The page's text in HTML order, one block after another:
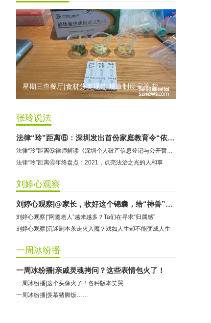
无上悦动健身：商家停业未退费
哈尔特健身：商家拒不配合调解
香港卡依宝贝国际婴幼儿游泳馆：商家停业未退费
龅牙兔儿童情商训练营：商家承诺退费未履行
淘宝华斯柯数码专营店：商家承诺退费未履行
爱豆守护榜小程序:商家拒不配合调解
冠蓝篮球:商家拒不配合调解
粤宝乐儿童成长中心：商家拒不配合调解
星期三查餐厅|食材分类规范 规章制度完善 盐田壹海城“九毛九”维持B级
张玲说法
法律“玲”距离⑥：深圳发出首份家庭教育令“依法带娃”如何落地
法律“玲”距离⑤律师解读《深圳个人破产信息登记与公开暂行办法》
法律“玲”距离④年终盘点：2021，点亮法治之光的人和事
刘婷心观察
刘婷心观察|@家长，收好这个锦囊，给“神兽”一个快乐、充实的假期
刘婷心观察|“网瘾老人”越来越多？Ta们在寻求“归属感”
刘婷心观察|沉迷剧本杀走火入魔？戏如人生却不能变成人生
一周冰纷播
一周冰纷播|亲戚灵魂拷问？这些表情包火了！
一周冰纷播|这个头像火了！各种版本笑哭
一周冰纷播|羡慕猪脚饭……